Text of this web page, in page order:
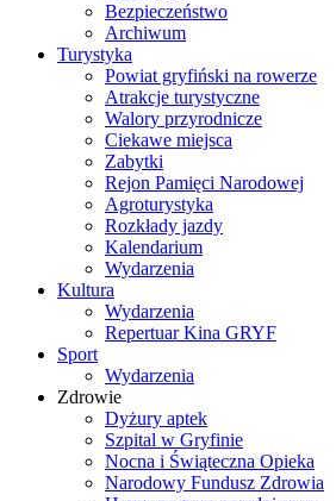
Bezpieczeństwo
Archiwum
Turystyka
Powiat gryfiński na rowerze
Atrakcje turystyczne
Walory przyrodnicze
Ciekawe miejsca
Zabytki
Rejon Pamięci Narodowej
Agroturystyka
Rozkłady jazdy
Kalendarium
Wydarzenia
Kultura
Wydarzenia
Repertuar Kina GRYF
Sport
Wydarzenia
Zdrowie
Dyżury aptek
Szpital w Gryfinie
Nocna i Świąteczna Opieka
Narodowy Fundusz Zdrowia